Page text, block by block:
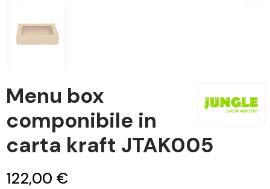
Menu box
componibile in
carta kraft JTAK005
122,00 €